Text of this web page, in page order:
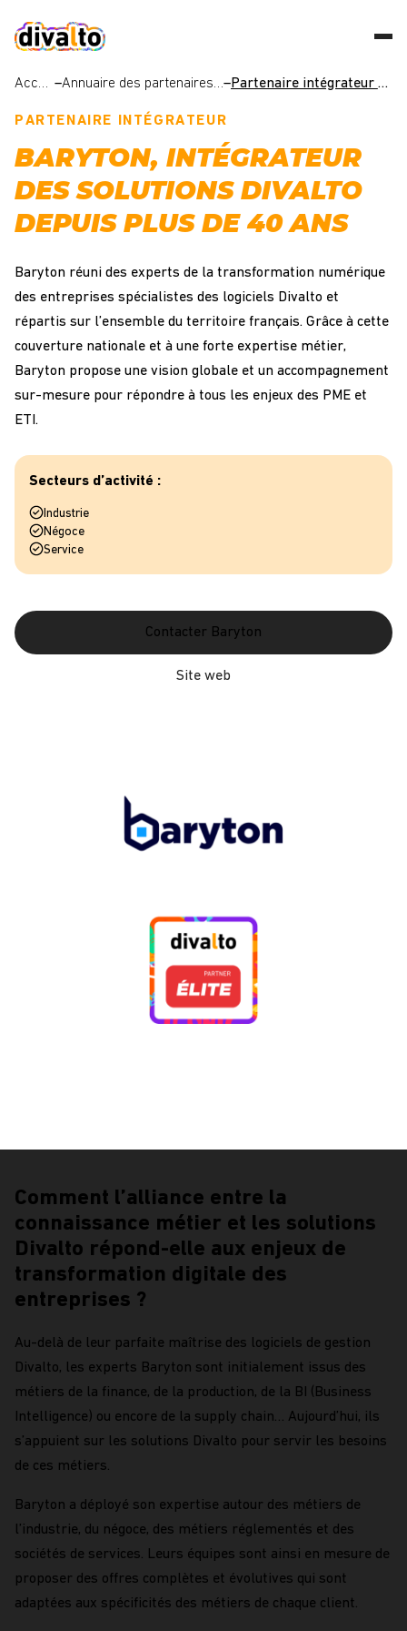
Accueil – Annuaire des partenaires intégrateurs– Partenaire intégrateur _ Baryton
PARTENAIRE INTÉGRATEUR
BARYTON, INTÉGRATEUR
DES SOLUTIONS DIVALTO
DEPUIS PLUS DE 40 ANS
Baryton réuni des experts de la transformation numérique
des entreprises spécialistes des logiciels Divalto et
répartis sur l’ensemble du territoire français. Grâce à cette
couverture nationale et à une forte expertise métier,
Baryton propose une vision globale et un accompagnement
sur-mesure pour répondre à tous les enjeux des PME et
ETI.
Secteurs d’activité :
Industrie
Négoce
Service
Contacter Baryton
Site web
Comment l’alliance entre la
connaissance métier et les solutions
Divalto répond-elle aux enjeux de
transformation digitale des
entreprises ?
Au-delà de leur parfaite maîtrise des logiciels de gestion
Divalto, les experts Baryton sont initialement issus des
métiers de la finance, de la production, de la BI (Business
Intelligence) ou encore de la supply chain… Aujourd’hui, ils
s’appuient sur les solutions Divalto pour servir les besoins
de ces métiers.
Baryton a déployé son expertise autour des métiers de
l’industrie, du négoce, des métiers réglementés et des
sociétés de services. Leurs équipes sont ainsi en mesure de
proposer des offres complètes et évolutives qui sont
adaptées aux spécificités des métiers de chaque client.